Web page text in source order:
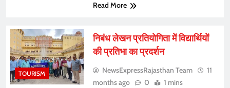
Read More
TOURISM
निबंध लेखन प्रतियोगिता में विद्यार्थियों
की प्रतिभा का प्रदर्शन
NewsExpressRajasthan Team
11
months ago
0 1 mins